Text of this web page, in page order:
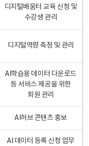
디지털배움터 교육 신청 및
수강생 관리
디지털역량 측정 및 관리
AI학습용 데이터 다운로드
등 서비스 제공을 위한
회원 관리
AI허브 콘텐츠 홍보
AI 데이터 등록 신청 업무